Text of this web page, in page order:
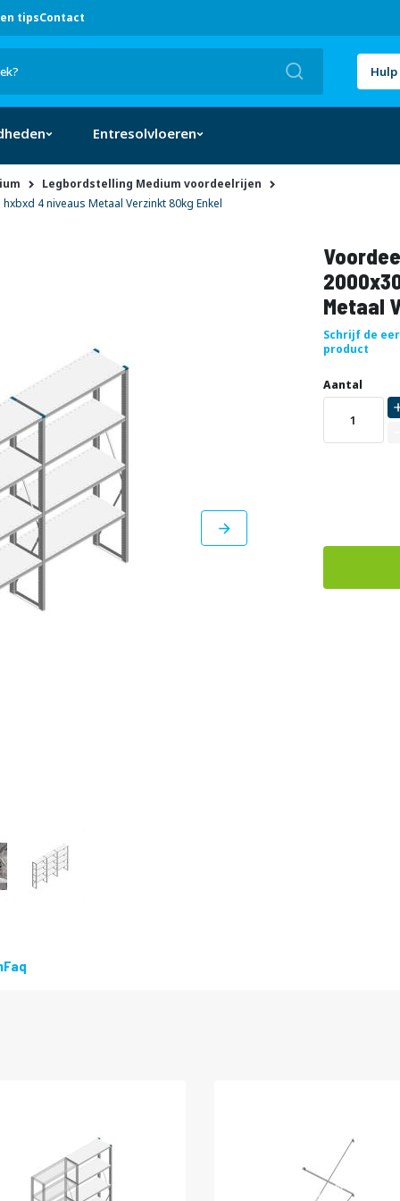
tipsContact
Hulp
Entresolvloeren
Legbordstelling Medium voordeelrijen
4 niveaus Metaal Verzinkt 80kg Enkel
Metaal
Schrijf de
product
Uw
aanpassing
DIRECT
LEVERBAAR
Aantal
Faq